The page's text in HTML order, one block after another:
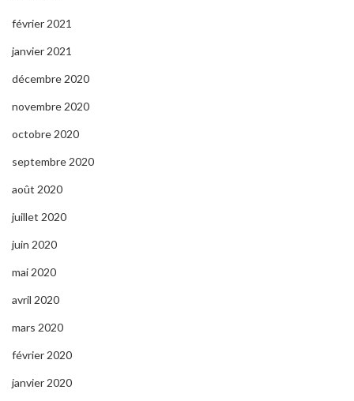
février 2021
janvier 2021
décembre 2020
novembre 2020
octobre 2020
septembre 2020
août 2020
juillet 2020
juin 2020
mai 2020
avril 2020
mars 2020
février 2020
janvier 2020